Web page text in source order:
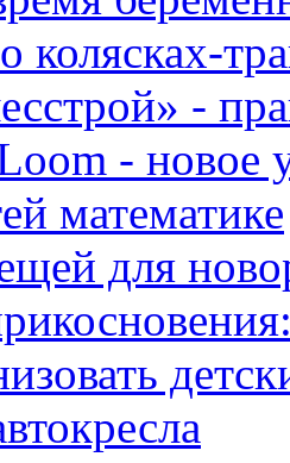
колясках-
-
- новое
математике
для